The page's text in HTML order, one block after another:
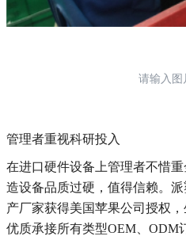
请输入图
管理者重视科研投入
在进口硬件设备上管理者不惜
造设备品质过硬，值得信赖。
产厂家获得美国苹果公司授权
优质承接所有类型OEM、ODM